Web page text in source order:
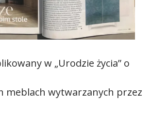
w „Urodzie życia” o
meblach wytwarzanych przez